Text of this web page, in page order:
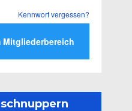
Kennwort vergessen?